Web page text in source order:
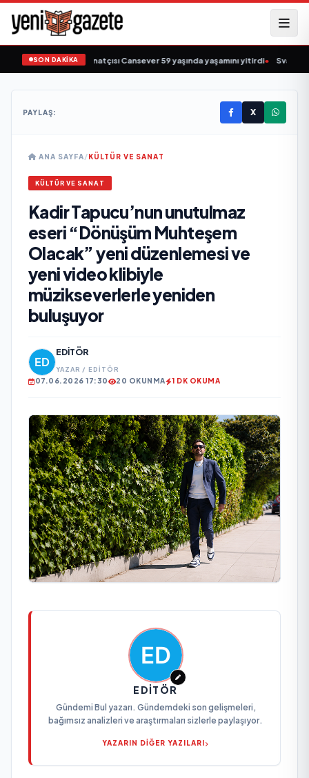
SON DAKİKA
müziğin sevilen sanatçısı Cansever 59 yaşında yaşamını yitirdi• Svadba
PAYLAŞ: X
ANA SAYFA/KÜLTÜR VE SANAT
KÜLTÜR VE SANAT
Kadir Tapucu’nun unutulmaz
eseri “Dönüşüm Muhteşem
Olacak” yeni düzenlemesi ve
yeni video klibiyle
müzikseverlerle yeniden
buluşuyor
EDITÖR
YAZAR / EDITÖR
07.06.2026 17:30 20 OKUNMA 1 DK OKUMA
EDITÖR
Gündemi Bul yazarı. Gündemdeki son gelişmeleri,
bağımsız analizleri ve araştırmaları sizlerle paylaşıyor.
YAZARIN DİĞER YAZILARI